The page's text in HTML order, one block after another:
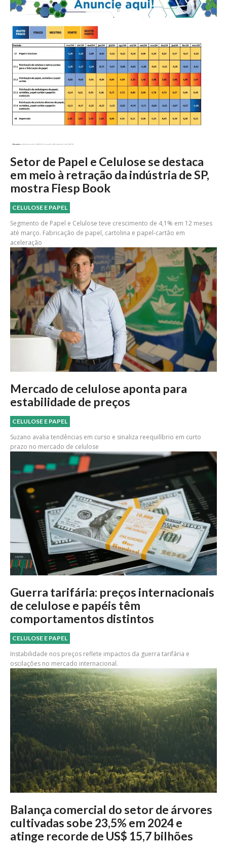
Setor de Papel e Celulose se destaca
em meio à retração da indústria de SP,
mostra Fiesp Book
CELULOSE E PAPEL
Segmento de Papel e Celulose teve crescimento de 4,1% em 12 meses
até março. Fabricação de papel, cartolina e papel-cartão em
aceleração
Mercado de celulose aponta para
estabilidade de preços
CELULOSE E PAPEL
Suzano avalia tendências em curso e sinaliza reequilíbrio em curto
prazo no mercado de celulose
Guerra tarifária: preços internacionais
de celulose e papéis têm
comportamentos distintos
CELULOSE E PAPEL
Instabilidade nos preços reflete impactos da guerra tarifária e
oscilações no mercado internacional.
Balança comercial do setor de árvores
cultivadas sobe 23,5% em 2024 e
atinge recorde de US$ 15,7 bilhões